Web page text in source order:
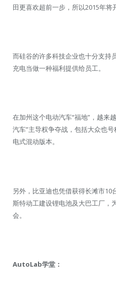
田更喜欢超前一步，所以2015年将
而硅谷的许多科技企业也十分支持
充电当做一种福利提供给员工。
在加州这个电动汽车“福地”，越来
汽车”主导权争夺战，包括大众也
电式混动版本。
另外，比亚迪也凭借获得长滩市
斯特动工建设锂电池及大巴工厂，
会。
AutoLab学堂：